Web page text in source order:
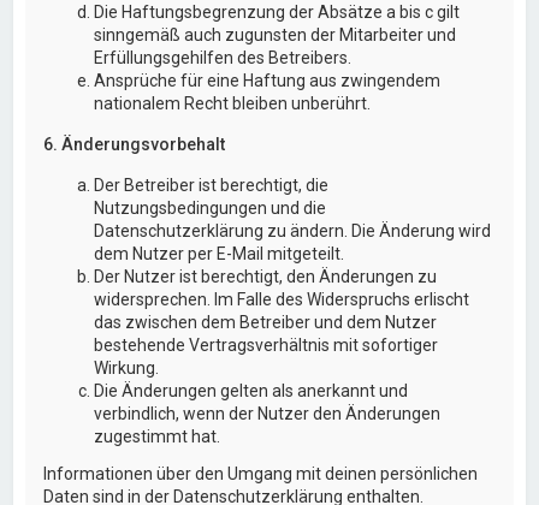
Die Haftungsbegrenzung der Absätze a bis c gilt
sinngemäß auch zugunsten der Mitarbeiter und
Erfüllungsgehilfen des Betreibers.
Ansprüche für eine Haftung aus zwingendem
nationalem Recht bleiben unberührt.
6. Änderungsvorbehalt
Der Betreiber ist berechtigt, die
Nutzungsbedingungen und die
Datenschutzerklärung zu ändern. Die Änderung wird
dem Nutzer per E-Mail mitgeteilt.
Der Nutzer ist berechtigt, den Änderungen zu
widersprechen. Im Falle des Widerspruchs erlischt
das zwischen dem Betreiber und dem Nutzer
bestehende Vertragsverhältnis mit sofortiger
Wirkung.
Die Änderungen gelten als anerkannt und
verbindlich, wenn der Nutzer den Änderungen
zugestimmt hat.
Informationen über den Umgang mit deinen persönlichen
Daten sind in der Datenschutzerklärung enthalten.